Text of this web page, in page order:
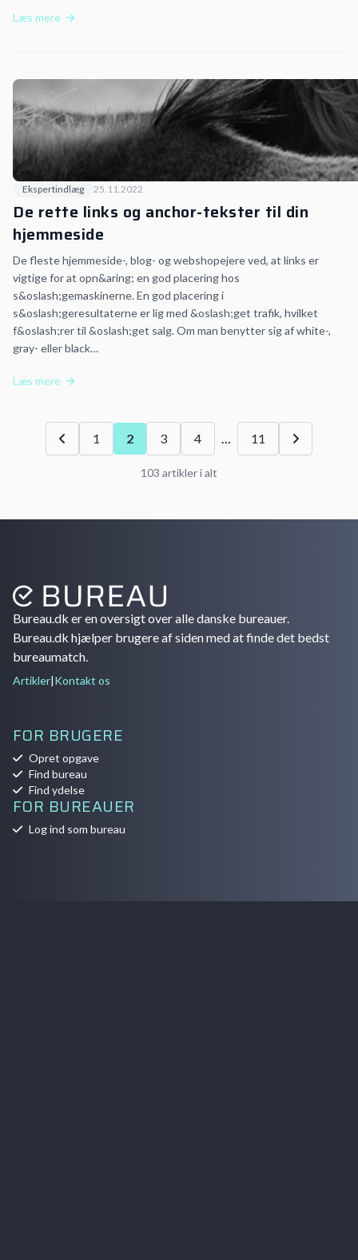
Læs mere
Ekspertindlæg 25.11.2022
De rette links og anchor-tekster til din
hjemmeside
De fleste hjemmeside-, blog- og webshopejere ved, at links er
vigtige for at opn&aring; en god placering hos
s&oslash;gemaskinerne. En god placering i
s&oslash;geresultaterne er lig med &oslash;get trafik, hvilket
f&oslash;rer til &oslash;get salg. Om man benytter sig af white-,
gray- eller black…
Læs mere
1 2 3 4 … 11
103 artikler i alt
Bureau.dk er en oversigt over alle danske bureauer.
Bureau.dk hjælper brugere af siden med at finde det bedst
bureaumatch.
Artikler|Kontakt os
FOR BRUGERE
Opret opgave
Find bureau
Find ydelse
FOR BUREAUER
Log ind som bureau